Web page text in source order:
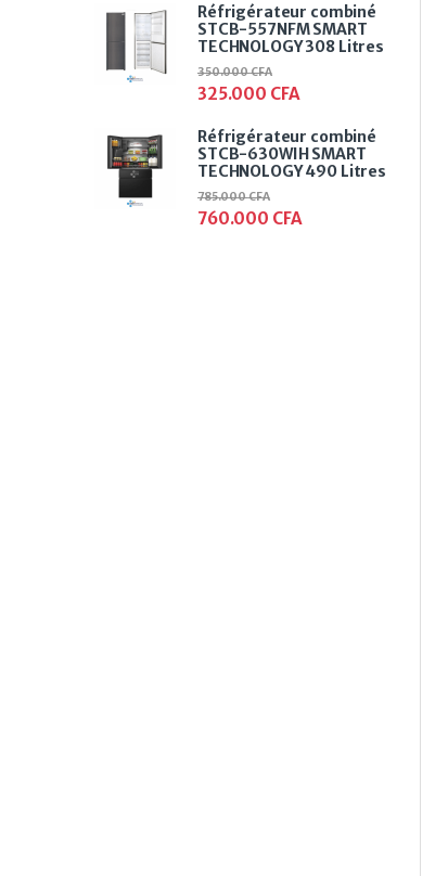
Réfrigérateur combiné
STCB-557NFM SMART
TECHNOLOGY 308 Litres
325.000 CFA
350.000CFA
Réfrigérateur combiné
STCB-630WIH SMART
TECHNOLOGY 490 Litres
760.000 CFA
785.000CFA